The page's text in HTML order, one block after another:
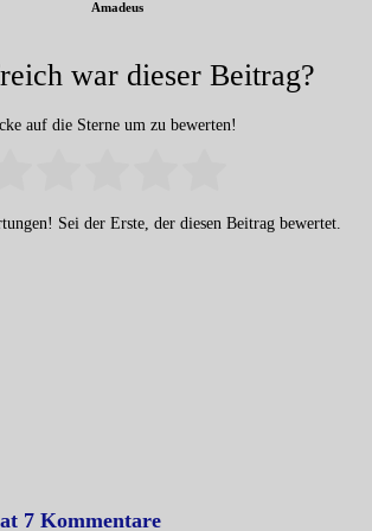
Amadeus
war dieser Beitrag?
auf die Sterne um zu bewerten!
Sei der Erste, der diesen Beitrag bewertet.
7 Kommentare